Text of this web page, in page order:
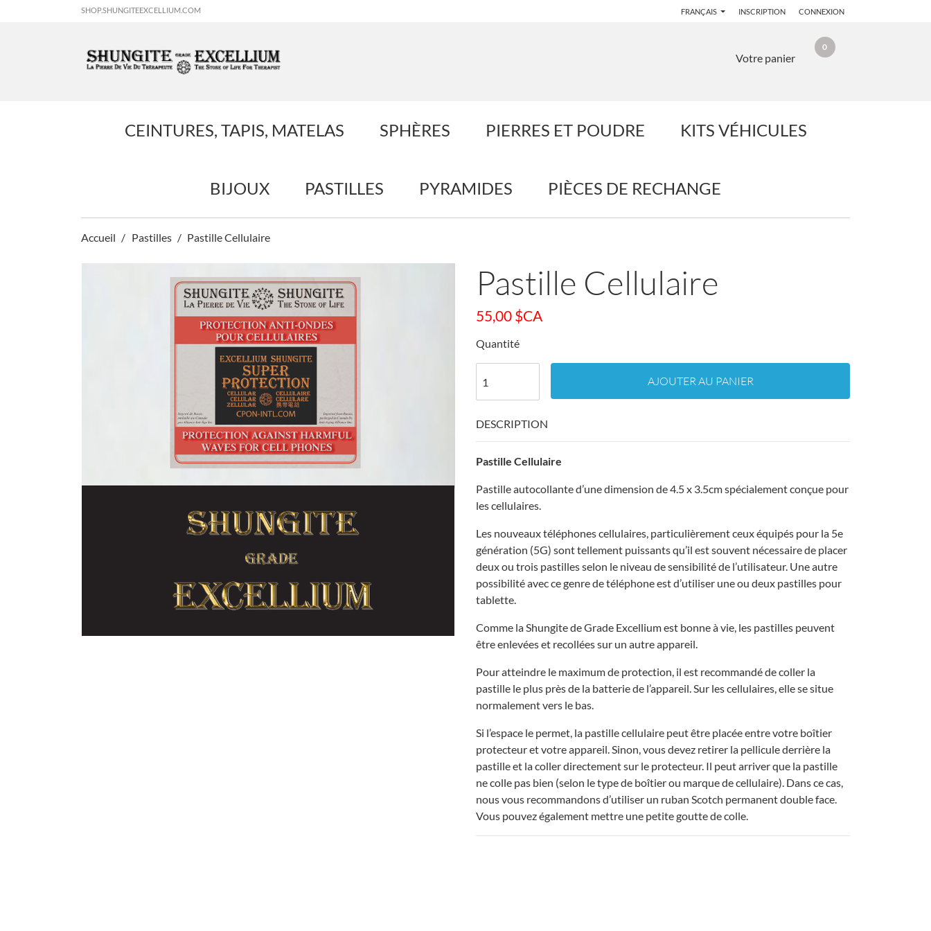
SHOP.SHUNGITEEXCELLIUM.COM FRANÇAIS INSCRIPTION CONNEXION
Votre panier
0
CEINTURES, TAPIS, MATELAS SPHÈRES PIERRES ET POUDRE KITS VÉHICULES
BIJOUX PASTILLES PYRAMIDES PIÈCES DE RECHANGE
Accueil Pastilles Pastille Cellulaire
Pastille Cellulaire
55,00 $CA
Quantité
AJOUTER AU PANIER
DESCRIPTION
Pastille Cellulaire
Pastille autocollante d’une dimension de 4.5 x 3.5cm spécialement conçue pour
les cellulaires.
Les nouveaux téléphones cellulaires, particulièrement ceux équipés pour la 5e
génération (5G) sont tellement puissants qu’il est souvent nécessaire de placer
deux ou trois pastilles selon le niveau de sensibilité de l’utilisateur. Une autre
possibilité avec ce genre de téléphone est d’utiliser une ou deux pastilles pour
tablette.
Comme la Shungite de Grade Excellium est bonne à vie, les pastilles peuvent
être enlevées et recollées sur un autre appareil.
Pour atteindre le maximum de protection, il est recommandé de coller la
pastille le plus près de la batterie de l’appareil. Sur les cellulaires, elle se situe
normalement vers le bas.
Si l’espace le permet, la pastille cellulaire peut être placée entre votre boîtier
protecteur et votre appareil. Sinon, vous devez retirer la pellicule derrière la
pastille et la coller directement sur le protecteur. Il peut arriver que la pastille
ne colle pas bien (selon le type de boîtier ou marque de cellulaire). Dans ce cas,
nous vous recommandons d’utiliser un ruban Scotch permanent double face.
Vous pouvez également mettre une petite goutte de colle.